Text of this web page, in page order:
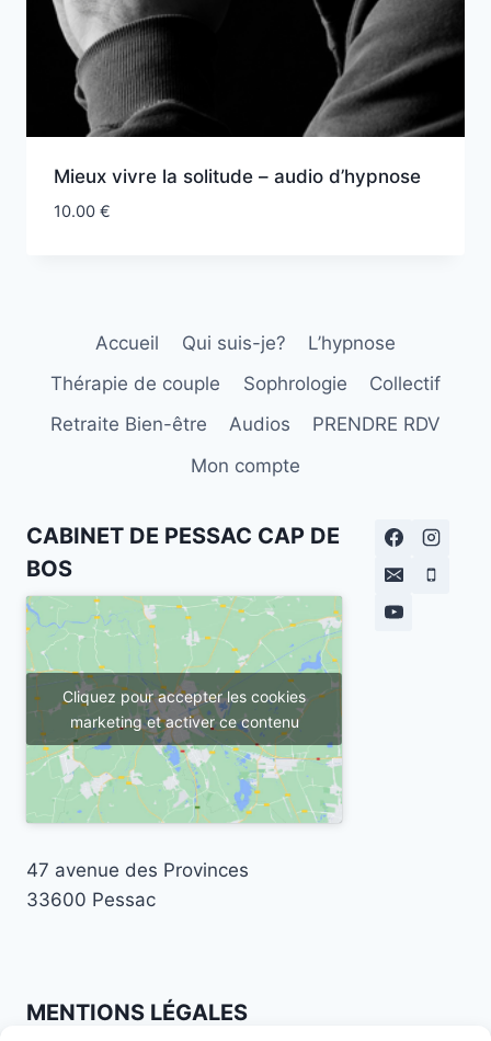
Mieux vivre la solitude – audio d’hypnose
10.00 €
Accueil Qui suis-je?
L’hypnose
Thérapie de couple
Sophrologie
Collectif
Retraite Bien-être
Audios
PRENDRE RDV
Mon compte
CABINET DE PESSAC CAP DE
BOS
Cliquez pour accepter les cookies
marketing et activer ce contenu
47 avenue des Provinces
33600 Pessac
MENTIONS LÉGALES